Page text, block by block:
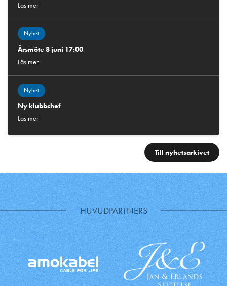
Läs mer
Nyhet
Årsmöte 8 juni 17:00
Läs mer
Nyhet
Ny klubbchef
Läs mer
Till nyhetsarkivet
HUVUDPARTNERS